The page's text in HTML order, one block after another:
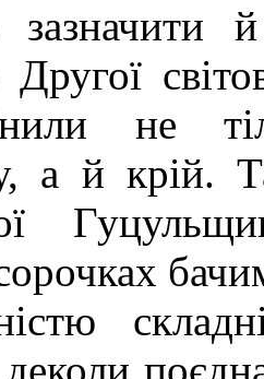
зазначити
не
а й крій.